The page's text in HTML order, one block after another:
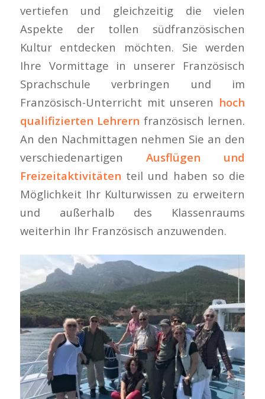
vertiefen und gleichzeitig die vielen
Aspekte der tollen südfranzösischen
Kultur entdecken möchten. Sie werden
Ihre Vormittage in unserer Französisch
Sprachschule verbringen und im
Französisch-Unterricht mit unseren hoch
qualifizierten Lehrern französisch lernen.
An den Nachmittagen nehmen Sie an den
verschiedenartigen Ausflügen und
Freizeitaktivitäten teil und haben so die
Möglichkeit Ihr Kulturwissen zu erweitern
und außerhalb des Klassenraums
weiterhin Ihr Französisch anzuwenden.